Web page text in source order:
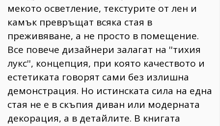
мекото осветление, текстурите от лен и
камък превръщат всяка стая в
преживяване, а не просто в помещение.
Все повече дизайнери залагат на ''тихия
лукс'', концепция, при която качеството и
естетиката говорят сами без излишна
демонстрация. Но истинската сила на една
стая не е в скъпия диван или модерната
декорация, а в детайлите. В книгата